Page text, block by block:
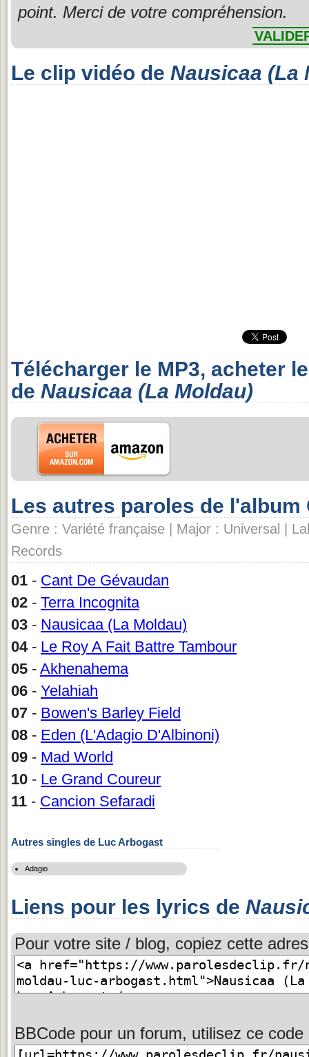
point. Merci de votre compréhension.
Le clip vidéo de Nausicaa (La
Télécharger le MP3, acheter
de Nausicaa (La Moldau)
Les autres paroles de l'album
Genre : Variété française | Major : Universal |
Records
01 - Cant De Gévaudan
02 - Terra Incognita
03 - Nausicaa (La Moldau)
04- Le Roy A Fait Battre Tambour
05 - Akhenahema
06 - Yelahiah
07 - Bowen's Barley Field
08 - Eden (L'Adagio D'Albinoni)
09 - Mad World
10 - Le Grand Coureur
11 - Cancion Sefaradi
Autres singles de Luc Arbogast
Adagio
Liens pour les lyrics de
Pour votre site / blog, copiez cette
BBCode pour un forum, utilisez ce code